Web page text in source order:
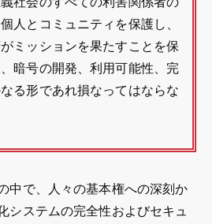
人とコミュニティを保護し、
ミッションを果たすことを保
暗号の開発、利用可能性、完
る形であれ損なってはならな
中で、人々の基本権への深刻か
システムの完全性およびセキュ